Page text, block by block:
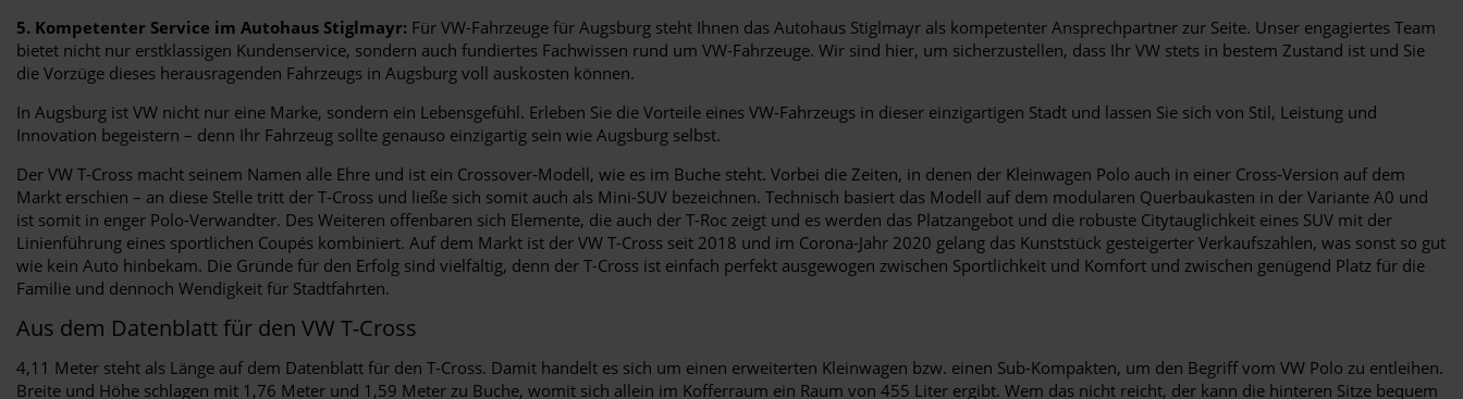
5. Kompetenter Service im Autohaus Stiglmayr: Für VW-Fahrzeuge für Augsburg steht Ihnen das Autohaus Stiglmayr als kompetenter Ansprechpartner zur Seite. Unser engagiertes Team
bietet nicht nur erstklassigen Kundenservice, sondern auch fundiertes Fachwissen rund um VW-Fahrzeuge. Wir sind hier, um sicherzustellen, dass Ihr VW stets in bestem Zustand ist und Sie
die Vorzüge dieses herausragenden Fahrzeugs in Augsburg voll auskosten können.
In Augsburg ist VW nicht nur eine Marke, sondern ein Lebensgefühl. Erleben Sie die Vorteile eines VW-Fahrzeugs in dieser einzigartigen Stadt und lassen Sie sich von Stil, Leistung und
Innovation begeistern – denn Ihr Fahrzeug sollte genauso einzigartig sein wie Augsburg selbst.
Der VW T-Cross macht seinem Namen alle Ehre und ist ein Crossover-Modell, wie es im Buche steht. Vorbei die Zeiten, in denen der Kleinwagen Polo auch in einer Cross-Version auf dem
Markt erschien – an diese Stelle tritt der T-Cross und ließe sich somit auch als Mini-SUV bezeichnen. Technisch basiert das Modell auf dem modularen Querbaukasten in der Variante A0 und
ist somit in enger Polo-Verwandter. Des Weiteren offenbaren sich Elemente, die auch der T-Roc zeigt und es werden das Platzangebot und die robuste Citytauglichkeit eines SUV mit der
Linienführung eines sportlichen Coupés kombiniert. Auf dem Markt ist der VW T-Cross seit 2018 und im Corona-Jahr 2020 gelang das Kunststück gesteigerter Verkaufszahlen, was sonst so gut
wie kein Auto hinbekam. Die Gründe für den Erfolg sind vielfältig, denn der T-Cross ist einfach perfekt ausgewogen zwischen Sportlichkeit und Komfort und zwischen genügend Platz für die
Familie und dennoch Wendigkeit für Stadtfahrten.
Aus dem Datenblatt für den VW T-Cross
4,11 Meter steht als Länge auf dem Datenblatt für den T-Cross. Damit handelt es sich um einen erweiterten Kleinwagen bzw. einen Sub-Kompakten, um den Begriff vom VW Polo zu entleihen.
Breite und Höhe schlagen mit 1,76 Meter und 1,59 Meter zu Buche, womit sich allein im Kofferraum ein Raum von 455 Liter ergibt. Wem das nicht reicht, der kann die hinteren Sitze bequem